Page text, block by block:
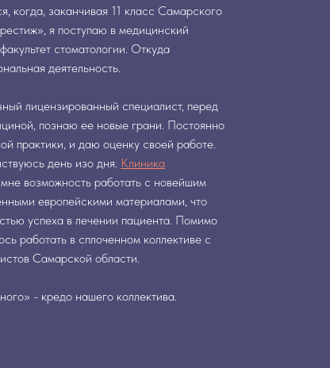
когда, заканчивая 11 класс Самарского
я поступаю в медицинский
стоматологии. Откуда
деятельность.
лицензированный специалист, перед
познаю ее новые грани. Постоянно
практики, и даю оценку своей работе.
день изо дня. Клиника
возможность работать с новейшим
европейскими материалами, что
успеха в лечении пациента. Помимо
работать в сплоченном коллективе с
Самарской области.
- кредо нашего коллектива.